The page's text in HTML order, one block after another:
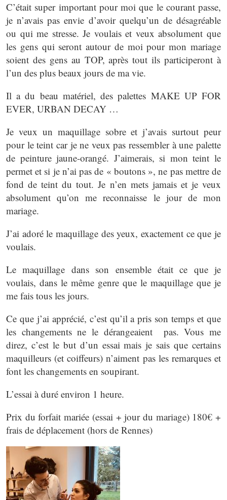
C’était super important pour moi que le courant passe,
je n’avais pas envie d’avoir quelqu’un de désagréable
ou qui me stresse. Je voulais et veux absolument que
les gens qui seront autour de moi pour mon mariage
soient des gens au TOP, après tout ils participeront à
l’un des plus beaux jours de ma vie.
Il a du beau matériel, des palettes MAKE UP FOR
EVER, URBAN DECAY …
Je veux un maquillage sobre et j’avais surtout peur
pour le teint car je ne veux pas ressembler à une palette
de peinture jaune-orangé. J’aimerais, si mon teint le
permet et si je n’ai pas de « boutons », ne pas mettre de
fond de teint du tout. Je n’en mets jamais et je veux
absolument qu’on me reconnaisse le jour de mon
mariage.
J’ai adoré le maquillage des yeux, exactement ce que je
voulais.
Le maquillage dans son ensemble était ce que je
voulais, dans le même genre que le maquillage que je
me fais tous les jours.
Ce que j’ai apprécié, c’est qu’il a pris son temps et que
les changements ne le dérangeaient pas. Vous me
direz, c’est le but d’un essai mais je sais que certains
maquilleurs (et coiffeurs) n’aiment pas les remarques et
font les changements en soupirant.
L’essai à duré environ 1 heure.
Prix du forfait mariée (essai + jour du mariage) 180€ +
frais de déplacement (hors de Rennes)